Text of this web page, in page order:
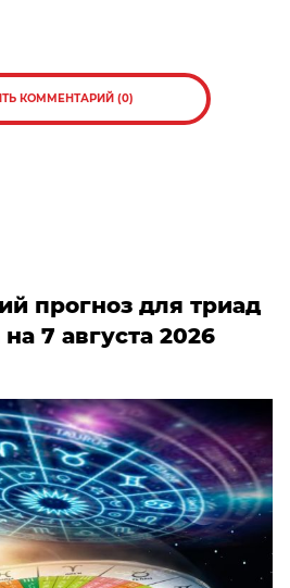
КОММЕНТАРИЙ (0)
прогноз для триад
7 августа 2026